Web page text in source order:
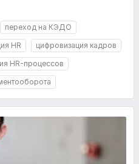
переход на КЭДО
HR
цифровизация кадров
HR-процессов